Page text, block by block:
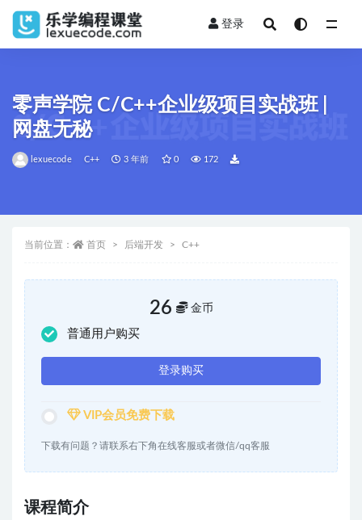
登录
零声学院 C/C++企业级项目实战班 |
网盘无秘
lexuecode C++ 3 年前 0 172
当前位置： 首页 后端开发 C++
26 金币
普通用户购买
登录购买
VIP会员免费下载
下载有问题？请联系右下角在线客服或者微信/qq客服
课程简介